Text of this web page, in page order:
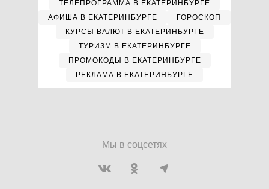
ТЕЛЕПРОГРАММА В ЕКАТЕРИНБУРГЕ
АФИША В ЕКАТЕРИНБУРГЕ
ГОРОСКОП
КУРСЫ ВАЛЮТ В ЕКАТЕРИНБУРГЕ
ТУРИЗМ В ЕКАТЕРИНБУРГЕ
ПРОМОКОДЫ В ЕКАТЕРИНБУРГЕ
РЕКЛАМА В ЕКАТЕРИНБУРГЕ
Мы в соцсетях